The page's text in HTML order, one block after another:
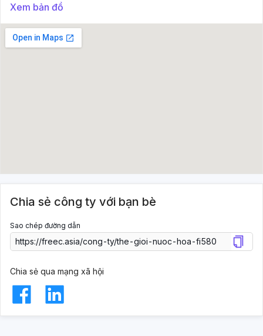
Xem bản đồ
Chia sẻ công ty với bạn bè
Sao chép đường dẫn
Chia sẻ qua mạng xã hội